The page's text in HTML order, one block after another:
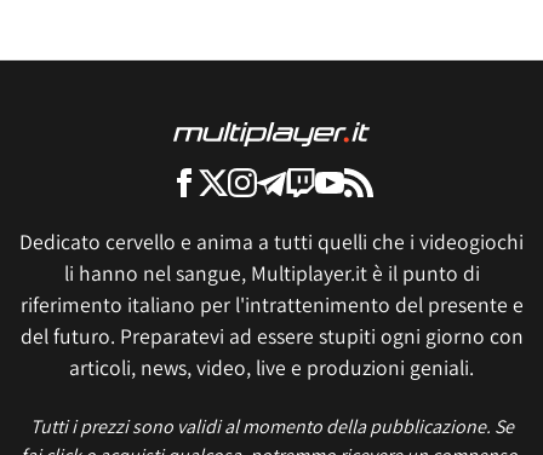
Dedicato cervello e anima a tutti quelli che i videogiochi
li hanno nel sangue, Multiplayer.it è il punto di
riferimento italiano per l'intrattenimento del presente e
del futuro. Preparatevi ad essere stupiti ogni giorno con
articoli, news, video, live e produzioni geniali.
Tutti i prezzi sono validi al momento della pubblicazione. Se